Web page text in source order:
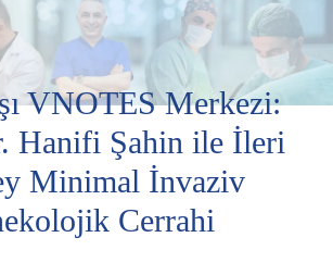
VNOTES Merkezi:
Hanifi Şahin ile İleri
Minimal İnvaziv
Cerrahi